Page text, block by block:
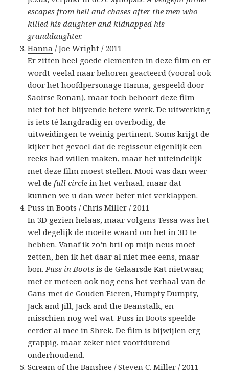
escapes from hell and chases after the men who
killed his daughter and kidnapped his
granddaughter.
Hanna / Joe Wright / 2011
Er zitten heel goede elementen in deze film en er
wordt veelal naar behoren geacteerd (vooral ook
door het hoofdpersonage Hanna, gespeeld door
Saoirse Ronan), maar toch behoort deze film
niet tot het blijvende betere werk. De uitwerking
is iets té langdradig en overbodig, de
uitweidingen te weinig pertinent. Soms krijgt de
kijker het gevoel dat de regisseur eigenlijk een
reeks had willen maken, maar het uiteindelijk
met deze film moest stellen. Mooi was dan weer
wel defull circle in het verhaal, maar dat
kunnen we u dan weer beter niet verklappen.
Puss in Boots / Chris Miller / 2011
In 3D gezien helaas, maar volgens Tessa was het
wel degelijk de moeite waard om het in 3D te
hebben. Vanaf ik zo’n bril op mijn neus moet
zetten, ben ik het daar al niet mee eens, maar
bon.Puss in Boots is de Gelaarsde Kat nietwaar,
met er meteen ook nog eens het verhaal van de
Gans met de Gouden Eieren, Humpty Dumpty,
Jack and Jill, Jack and the Beanstalk, en
misschien nog wel wat. Puss in Boots speelde
eerder al mee in Shrek. De film is bijwijlen erg
grappig, maar zeker niet voortdurend
onderhoudend.
Scream of the Banshee / Steven C. Miller / 2011